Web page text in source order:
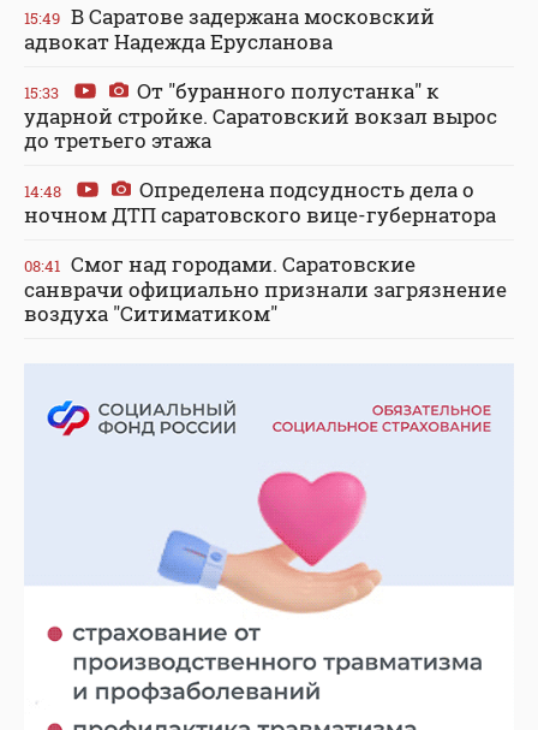
15:49 В Саратове задержана московский
адвокат Надежда Ерусланова
15:33
От "буранного полустанка" к
ударной стройке. Саратовский вокзал вырос
до третьего этажа
14:48
Определена подсудность дела о
ночном ДТП саратовского вице-губернатора
08:41 Смог над городами. Саратовские
санврачи официально признали загрязнение
воздуха "Ситиматиком"